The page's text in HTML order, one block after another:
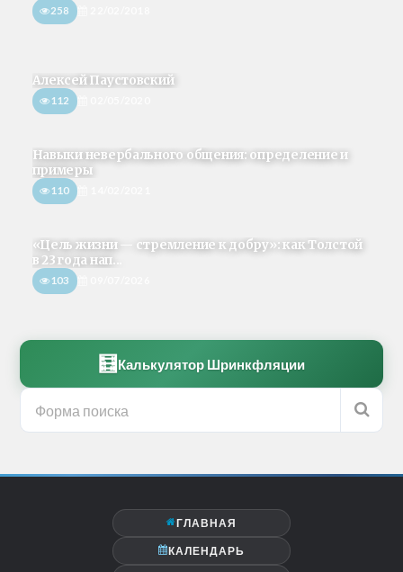
258
Алексей Паустовский
112
Навыки невербального общения: определение и
примеры
110
«Цель жизни — стремление к добру»: как Толстой
в 23 года нап...
103
🧮 Калькулятор Шринкфляции
ГЛАВНАЯ
КАЛЕНДАРЬ